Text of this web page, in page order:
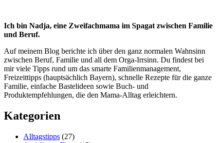
Ich bin Nadja, eine Zweifachmama im Spagat zwischen Familie
und Beruf.
Auf meinem Blog berichte ich über den ganz normalen Wahnsinn
zwischen Beruf, Familie und all dem Orga-Irrsinn. Du findest bei
mir viele Tipps rund um das smarte Familienmanagement,
Freizeittipps (hauptsächlich Bayern), schnelle Rezepte für die ganze
Familie, einfache Bastelideen sowie Buch- und
Produktempfehlungen, die den Mama-Alltag erleichtern.
Kategorien
Alltagstipps (27)